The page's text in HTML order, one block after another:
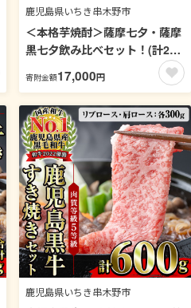
鹿児島県いちき串木野市
＜本格芋焼酎＞薩摩七夕・薩摩
黒七夕飲み比べセット！(計2
本・1800ml・紙パック) 鹿児島
鹿児島特産 酒 お酒 アルコール
焼酎 お湯割り 水割り 炭酸割り
ロック 晩酌 常温 飲み比べ 【福
永酒店】【00-043-04】
寄附金額17,000円
鹿児島県いちき串木野市